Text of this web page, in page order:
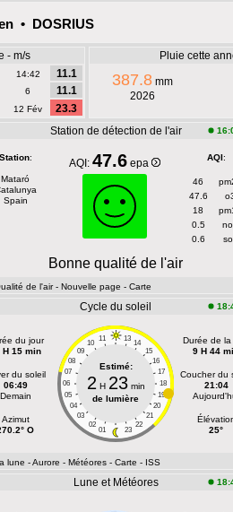
• DOSRIUS
- m/s
14:42
11.1
6
11.1
12 Fév 23.3
Pluie cette
387.8 mm
2026
Station de détection de l'air
Station:
Mataró
Spain
AQI: 47.6 epa AQI:
46
47.6
18
0.5
0.6
Bonne qualité de l'air
de l'air - Nouvelle page - Carte
Cycle du soleil
du jour
H 15 min
du soleil
06:49
Demain
Azimut
O
11 13
10
14
09
15
08
16
07
17
06
18
05
19
04
20
03
21
02
22
01 23
Estimé:
2 H 23min
de lumière
Durée de la
9 H 44
Coucher du
21:04
25°
lune - Aurore - Météores - Carte - ISS
Lune et Météores